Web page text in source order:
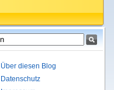
Über diesen Blog
Datenschutz